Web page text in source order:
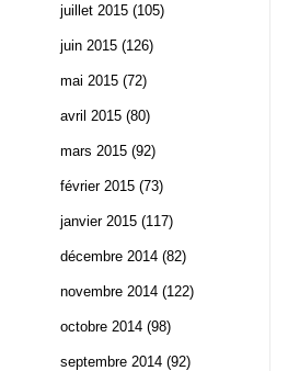
juillet 2015 (105)
juin 2015 (126)
mai 2015 (72)
avril 2015 (80)
mars 2015 (92)
février 2015 (73)
janvier 2015 (117)
décembre 2014 (82)
novembre 2014 (122)
octobre 2014 (98)
septembre 2014 (92)